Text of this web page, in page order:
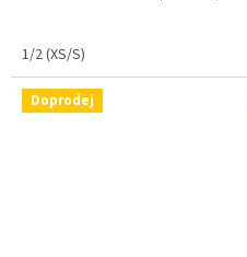
1/2 (XS/S)
Doprodej